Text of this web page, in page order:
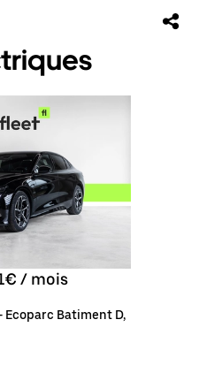
/ mois
Ecoparc Batiment D,